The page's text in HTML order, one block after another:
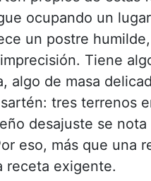
ocupando un lugar
un postre
Tiene
algo de masa
tres terrenos
desajuste se nota
eso, más que una
receta exigente.